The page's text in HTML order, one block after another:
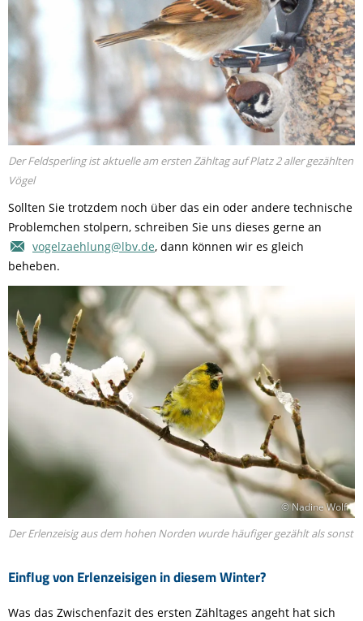
Der Feldsperling ist aktuelle am ersten Zähltag auf Platz 2 aller gezählten
Vögel
Sollten Sie trotzdem noch über das ein oder andere technische
Problemchen stolpern, schreiben Sie uns dieses gerne an
vogelzaehlung@lbv.de, dann können wir es gleich
beheben.
Einflug von Erlenzeisigen in diesem Winter?
© Nadine Wolf
Der Erlenzeisig aus dem hohen Norden wurde häufiger gezählt als sonst
Was das Zwischenfazit des ersten Zähltages angeht hat sich